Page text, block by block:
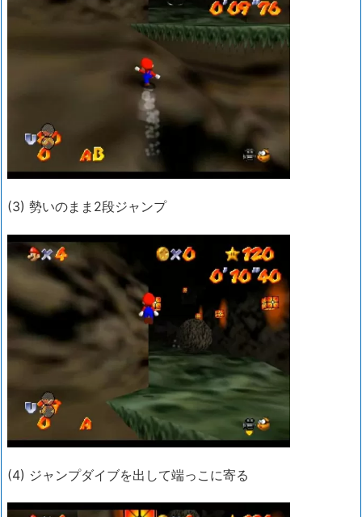
(3) 勢いのまま2段ジャンプ
(4) ジャンプダイブを出して端っこに寄る